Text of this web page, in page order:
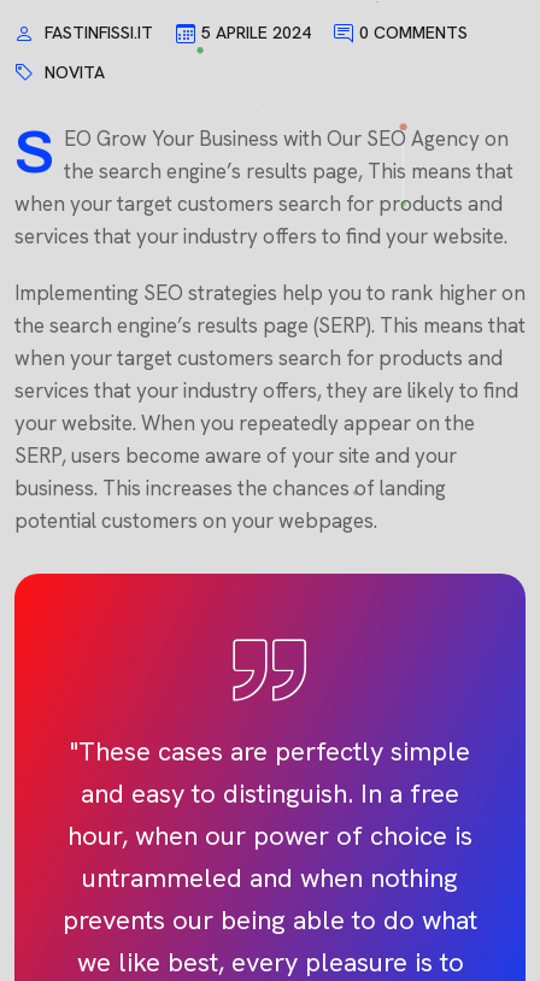
FASTINFISSI.IT 5 APRILE 2024
0 COMMENTS
NOVITA
S EO Grow Your Business with Our SEO Agency on
the search engine’s results page, This means that
when your target customers search for products and
services that your industry offers to find your website.
Implementing SEO strategies help you to rank higher on
the search engine’s results page (SERP). This means that
when your target customers search for products and
services that your industry offers, they are likely to find
your website. When you repeatedly appear on the
SERP, users become aware of your site and your
business. This increases the chances of landing
potential customers on your webpages.
"These cases are perfectly simple
and easy to distinguish. In a free
hour, when our power of choice is
untrammeled and when nothing
prevents our being able to do what
we like best, every pleasure is to